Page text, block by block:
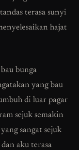
terasa sunyi
hajat
bunga
yang bau
di luar pagar
sejuk semakin
sangat sejuk
aku terasa